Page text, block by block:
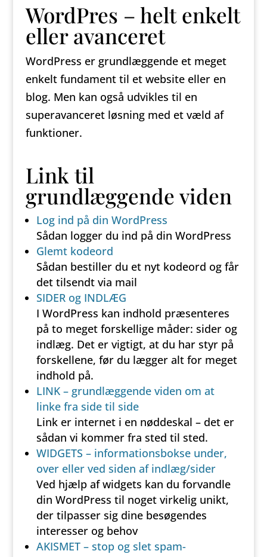
WordPres – helt enkelt
eller avanceret
WordPress er grundlæggende et meget
enkelt fundament til et website eller en
blog. Men kan også udvikles til en
superavanceret løsning med et væld af
funktioner.
Link til
grundlæggende viden
Log ind på din WordPress
Sådan logger du ind på din WordPress
Glemt kodeord
Sådan bestiller du et nyt kodeord og får
det tilsendt via mail
SIDER og INDLÆG
I WordPress kan indhold præsenteres
på to meget forskellige måder: sider og
indlæg. Det er vigtigt, at du har styr på
forskellene, før du lægger alt for meget
indhold på.
LINK – grundlæggende viden om at
linke fra side til side
Link er internet i en nøddeskal – det er
sådan vi kommer fra sted til sted.
WIDGETS – informationsbokse under,
over eller ved siden af indlæg/sider
Ved hjælp af widgets kan du forvandle
din WordPress til noget virkelig unikt,
der tilpasser sig dine besøgendes
interesser og behov
AKISMET – stop og slet spam-